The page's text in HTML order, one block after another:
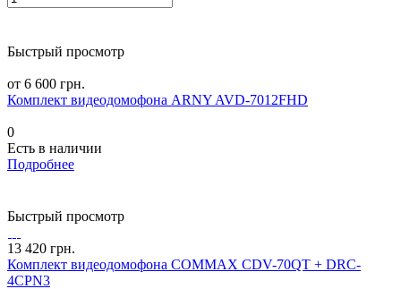
Быстрый просмотр
от 6 600 грн.
Комплект видеодомофона ARNY AVD-7012FHD
0
Есть в наличии
Подробнее
Быстрый просмотр
13 420 грн.
Комплект видеодомофона COMMAX CDV-70QT + DRC-
4CPN3